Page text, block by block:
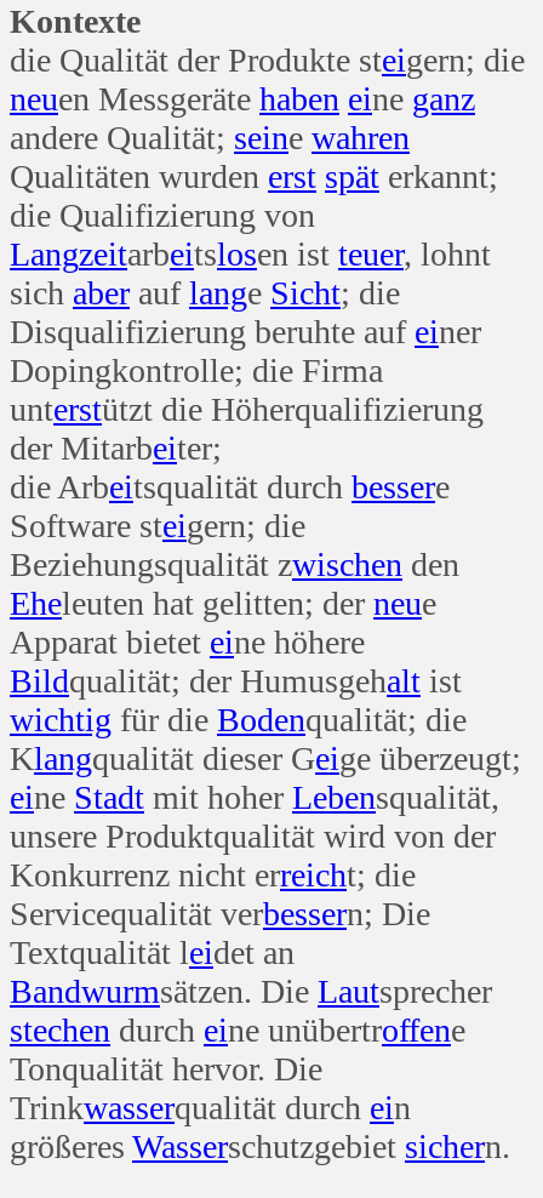
Kontexte
die Qualität der Produkte steigern; die
neuen Messgeräte haben eine ganz
andere Qualität; seine wahren
Qualitäten wurden erst spät erkannt;
die Qualifizierung von
Langzeitarbeitslosen ist teuer, lohnt
sich aber auflange Sicht; die
Disqualifizierung beruhte auf einer
Dopingkontrolle; die Firma
unterstützt die Höherqualifizierung
der Mitarbeiter;
die Arbeitsqualität durch bessere
Software steigern; die
Beziehungsqualität zwischen den
Eheleuten hat gelitten; der neue
Apparat bietet eine höhere
Bildqualität; der Humusgehalt ist
wichtig für die Bodenqualität; die
Klangqualität dieser Geige überzeugt;
eine Stadt mit hoher Lebensqualität,
unsere Produktqualität wird von der
Konkurrenz nicht erreicht; die
Servicequalität verbessern; Die
Textqualität leidet an
Bandwurmsätzen. Die Lautsprecher
stechen durch eine unübertroffene
Tonqualität hervor. Die
Trinkwasserqualität durch ein
größeres Wasserschutzgebiet sichern.